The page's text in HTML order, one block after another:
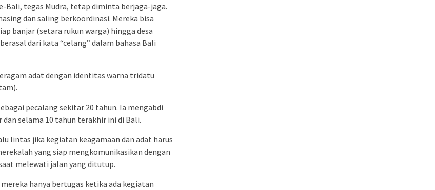
Bali, tegas Mudra, tetap diminta berjaga-jaga.
dan saling berkoordinasi. Mereka bisa
banjar (setara rukun warga) hingga desa
dari kata “celang” dalam bahasa Bali
adat dengan identitas warna tridatu
pecalang sekitar 20 tahun. Ia mengabdi
selama 10 tahun terakhir ini di Bali.
lintas jika kegiatan keagamaan dan adat harus
yang siap mengkomunikasikan dengan
melewati jalan yang ditutup.
hanya bertugas ketika ada kegiatan